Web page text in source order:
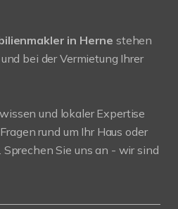
in Herne stehen
bei der Vermietung Ihrer
und lokaler Expertise
rund um Ihr Haus oder
Sie uns an - wir sind